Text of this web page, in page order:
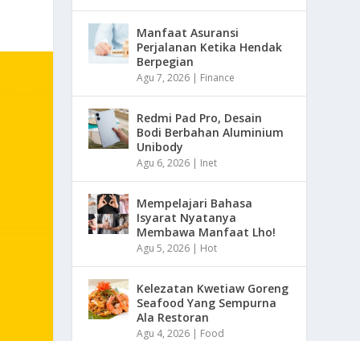
Manfaat Asuransi
Perjalanan Ketika Hendak
Berpegian
Agu 7, 2026 | Finance
Redmi Pad Pro, Desain
Bodi Berbahan Aluminium
Unibody
Agu 6, 2026 | Inet
Mempelajari Bahasa
Isyarat Nyatanya
Membawa Manfaat Lho!
Agu 5, 2026 | Hot
Kelezatan Kwetiaw Goreng
Seafood Yang Sempurna
Ala Restoran
Agu 4, 2026 | Food